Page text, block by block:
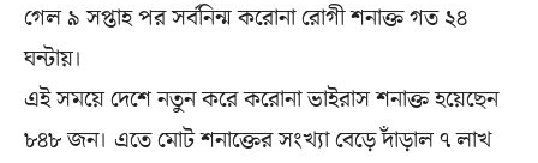
গেল ৯ সপ্তাহ পর সর্বনিন্ম করোনা রোগী শনাক্ত গত ২৪
ঘন্টায়।
এই সময়ে দেশে নতুন করে করোনা ভাইরাস শনাক্ত হয়েছেন
৮৪৮ জন। এতে মোট শনাক্তের সংখ্যা বেড়ে দাঁড়াল ৭ লাখ